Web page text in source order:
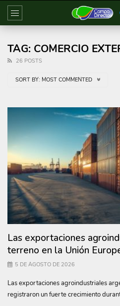
TAG: COMERCIO
26 POSTS
SORT BY: MOST COMMENTED
Las exportaciones
terreno en la Unión
5 DE AGOSTO DE 2026
Las exportaciones agroindustriales
registraron un fuerte crecimiento